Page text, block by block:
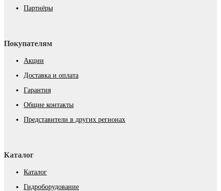
Партнёры
Покупателям
Акции
Доставка и оплата
Гарантия
Общие контакты
Представители в других регионах
Каталог
Каталог
Гидроборудование